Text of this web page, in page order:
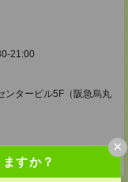
すか？
×
21:00
タービル5F（阪急烏丸
21:00